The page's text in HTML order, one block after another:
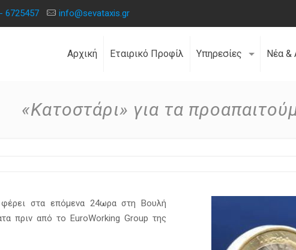
6725457 info@sevataxis.gr
Αρχική Εταιρικό Προφίλ Υπηρεσίες Νέα &
«Κατοστάρι» για τα
στα επόμενα 24ωρα στη Βουλή
πριν από το EuroWorking Group της